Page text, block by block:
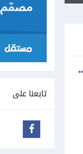
تابعنا على